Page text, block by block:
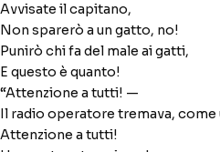
Avvisate il capitano,
Non sparerò a un gatto, no!
Punirò chi fa del male ai gatti,
E questo è quanto!
“Attenzione a tutti! —
Il radio operatore tremava,
Attenzione a tutti!